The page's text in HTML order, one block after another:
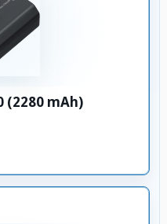
(2280 mAh)